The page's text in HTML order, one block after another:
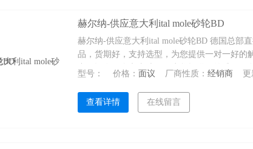
赫尔纳-供应意大利ital mole砂轮BD
赫尔纳-供应意大利ital mole砂轮BD 德国总部
品，货期好，支持选型，为您提供一对一好的
中国设有10个办事处，可为您提供好的维修服
型号： 价格： 面议 厂商性质：经销商
查看详情 在线留言